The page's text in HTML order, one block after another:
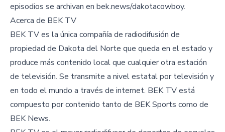
episodios se archivan en bek.news/dakotacowboy.
Acerca de BEK TV
BEK TV es la única compañía de radiodifusión de
propiedad de Dakota del Norte que queda en el estado y
produce más contenido local que cualquier otra estación
de televisión. Se transmite a nivel estatal por televisión y
en todo el mundo a través de internet. BEK TV está
compuesto por contenido tanto de BEK Sports como de
BEK News.